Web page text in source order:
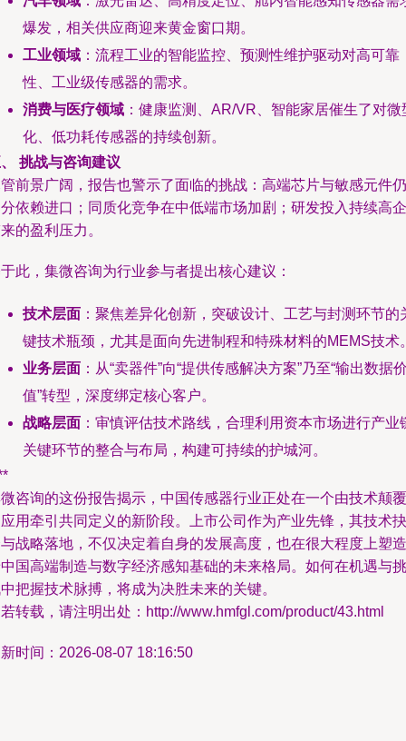
爆发，相关供应商迎来黄金窗口期。
工业领域 ：流程工业的智能监控、预测性维护驱动对高可靠
性、工业级传感器的需求。
消费与医疗领域 ：健康监测、AR/VR、智能家居催生了对微
化、低功耗传感器的持续创新。
挑战与咨询建议
前景广阔，报告也警示了面临的挑战：高端芯片与敏感元件仍
依赖进口；同质化竞争在中低端市场加剧；研发投入持续高企
的盈利压力。
此，集微咨询为行业参与者提出核心建议：
技术层面 ：聚焦差异化创新，突破设计、工艺与封测环节的
键技术瓶颈，尤其是面向先进制程和特殊材料的MEMS技术
业务层面 ：从“卖器件”向“提供传感解决方案”乃至“输出数据
值”转型，深度绑定核心客户。
战略层面 ：审慎评估技术路线，合理利用资本市场进行产业
关键环节的整合与布局，构建可持续的护城河。
咨询的这份报告揭示，中国传感器行业正处在一个由技术颠覆
用牵引共同定义的新阶段。上市公司作为产业先锋，其技术抉
战略落地，不仅决定着自身的发展高度，也在很大程度上塑造
国高端制造与数字经济感知基础的未来格局。如何在机遇与挑
把握技术脉搏，将成为决胜未来的关键。
转载，请注明出处：http://www.hmfgl.com/product/43.html
时间：2026-08-07 18:16:50